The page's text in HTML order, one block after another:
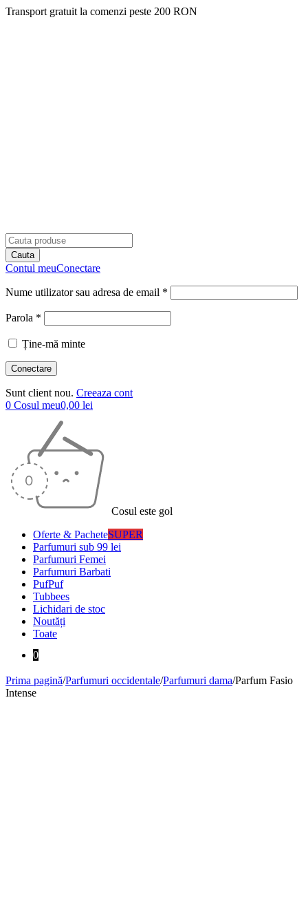
Transport gratuit la comenzi peste 200 RON
Contul meuConectare
Nume utilizator sau adresa de email *
Parola *
Ține-mă minte
Sunt client nou. Creeaza cont
0 Cosul meu0,00 lei
Cosul este gol
Oferte & PacheteSUPER
Parfumuri sub 99 lei
Parfumuri Femei
Parfumuri Barbati
PufPuf
Tubbees
Lichidari de stoc
Noutăți
Toate
0
Prima pagină/Parfumuri occidentale/Parfumuri dama/Parfum Fasio
Intense